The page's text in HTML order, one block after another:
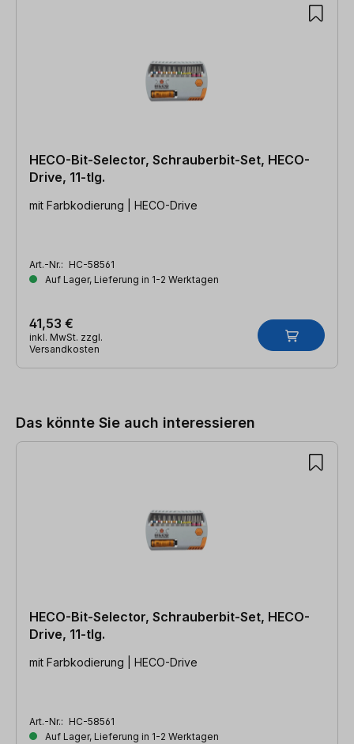
HECO-Bit-Selector, Schrauberbit-Set, HECO-
Drive, 11-tlg.
mit Farbkodierung | HECO-Drive
Art.-Nr.: HC-58561
Auf Lager, Lieferung in 1-2 Werktagen
41,53 €
inkl. MwSt. zzgl.
Versandkosten
Das könnte Sie auch interessieren
HECO-Bit-Selector, Schrauberbit-Set, HECO-
Drive, 11-tlg.
mit Farbkodierung | HECO-Drive
Art.-Nr.: HC-58561
Auf Lager, Lieferung in 1-2 Werktagen